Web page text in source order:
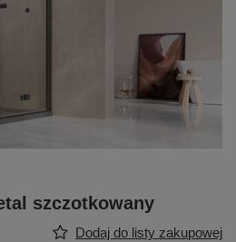
szczotkowany
Dodaj do listy zakupowej